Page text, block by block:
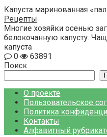
Капуста маринованная
Рецепты
Многие хозяйки осенью
белокочанную капусту.
капуста
0
63891
Поиск
О проекте
Пользовательское
Политика
Контакты
Алфавитный